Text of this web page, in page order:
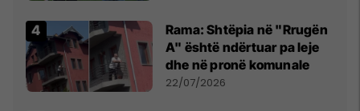
Rama: Shtëpia në "Rrugën
A" është ndërtuar pa leje
dhe në pronë komunale
22/07/2026